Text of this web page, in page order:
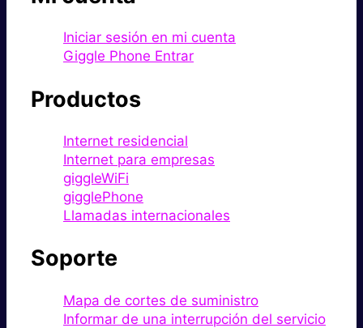
Iniciar sesión en mi cuenta
Giggle Phone Entrar
Productos
Internet residencial
Internet para empresas
giggleWiFi
gigglePhone
Llamadas internacionales
Soporte
Mapa de cortes de suministro
Informar de una interrupción del servicio